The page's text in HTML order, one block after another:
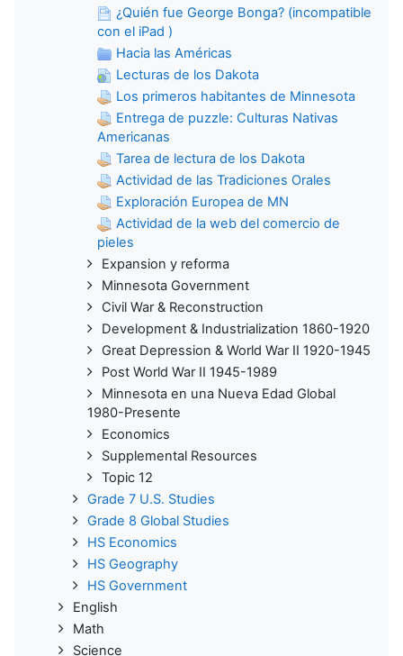
¿Quién fue George Bonga? (incompatible
con el iPad )
Hacia las Américas
Lecturas de los Dakota
Los primeros habitantes de Minnesota
Entrega de puzzle: Culturas Nativas
Americanas
Tarea de lectura de los Dakota
Actividad de las Tradiciones Orales
Exploración Europea de MN
Actividad de la web del comercio de
pieles
Expansion y reforma
Minnesota Government
Civil War & Reconstruction
Development & Industrialization 1860-1920
Great Depression & World War II 1920-1945
Post World War II 1945-1989
Minnesota en una Nueva Edad Global
1980-Presente
Economics
Supplemental Resources
Topic 12
Grade 7 U.S. Studies
Grade 8 Global Studies
HS Economics
HS Geography
HS Government
English
Math
Science